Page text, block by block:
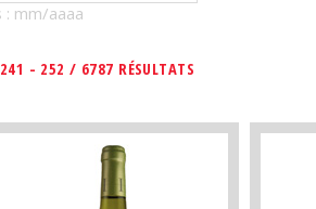
mm/aaaa
241 - 252 / 6787 RÉSULTATS